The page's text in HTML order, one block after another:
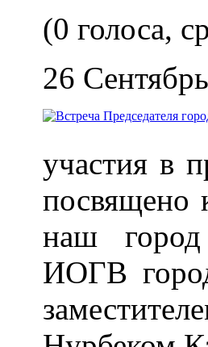
(0 голоса,
26
участия в
посвящено
наш город
ИОГВ